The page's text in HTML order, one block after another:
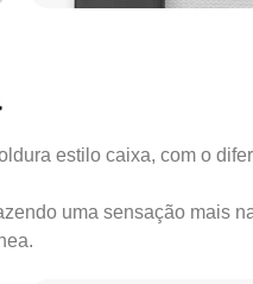
estilo caixa, com o
uma sensação mais